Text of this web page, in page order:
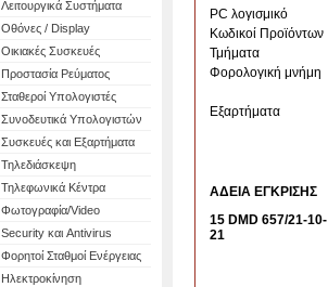
Λειτουργικά Συστήματα
Οθόνες / Display
Οικιακές Συσκευές
Προστασία Ρεύματος
Σταθεροί Υπολογιστές
Συνοδευτικά Υπολογιστών
Συσκευές και Εξαρτήματα
Τηλεδιάσκεψη
Τηλεφωνικά Κέντρα
Φωτογραφία/Video
Security και Antivirus
Φορητοί Σταθμοί Ενέργειας
Ηλεκτροκίνηση
PC λογισμικό
Κωδικοί Προϊόντων
Τμήματα
Φορολογική μνήμη
Εξαρτήματα
ΑΔΕΙΑ ΕΓΚΡΙΣΗΣ
15 DMD 657/21-10-
21